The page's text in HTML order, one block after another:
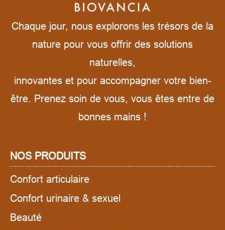
Chaque jour, nous explorons les trésors de la
nature pour vous offrir des solutions
naturelles,
innovantes et pour accompagner votre bien-
être. Prenez soin de vous, vous êtes entre de
bonnes mains !
NOS PRODUITS
Confort articulaire
Confort urinaire & sexuel
Beauté